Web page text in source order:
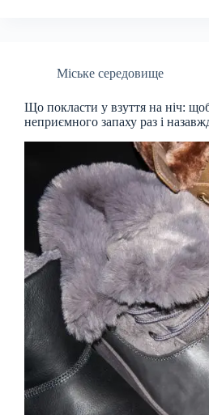
Міське середовище
Що покласти у взуття на ніч:
неприємного запаху раз і